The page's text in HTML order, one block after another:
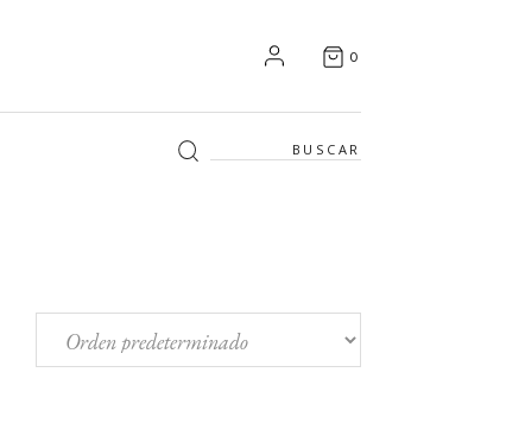
0
Search
for: